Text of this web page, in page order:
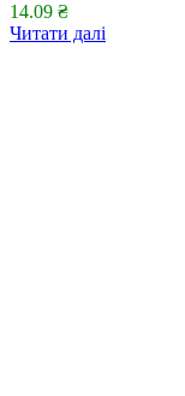
14.09 ₴
Читати далі